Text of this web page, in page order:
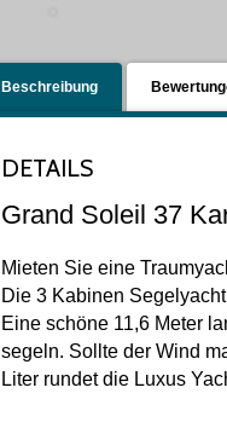
Beschreibung
DETAILS
Grand Soleil 37
Mieten Sie eine
Die 3 Kabinen
Eine schöne 11,6 Meter
segeln. Sollte der Wind
Liter rundet die Luxus